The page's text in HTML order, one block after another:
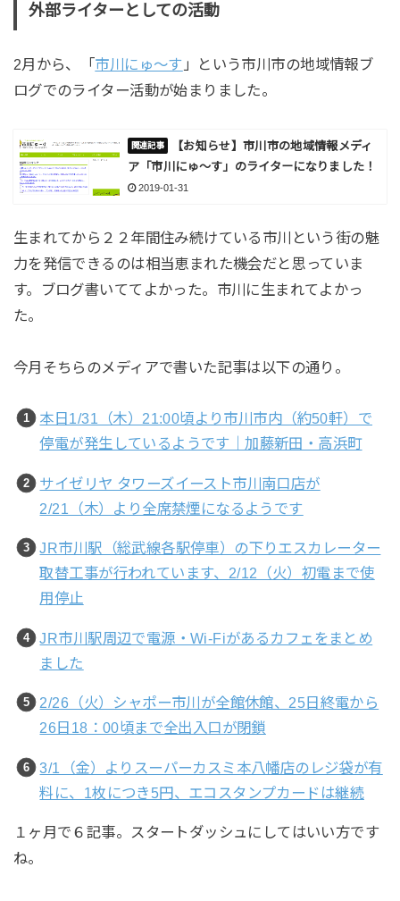
外部ライターとしての活動
2月から、「市川にゅ～す 」という市川市の地域情報ブ
ログでのライター活動が始まりました。
【お知らせ】市川市の地域情報メディ
ア「市川にゅ～す」のライターになりました！
2019-01-31
生まれてから２２年間住み続けている市川という街の魅
力を発信できるのは相当恵まれた機会だと思っていま
す。ブログ書いててよかった。市川に生まれてよかっ
た。
今月そちらのメディアで書いた記事は以下の通り。
本日1/31（木）21:00頃より市川市内（約50軒）で
停電が発生しているようです｜加藤新田・高浜町
サイゼリヤ タワーズイースト市川南口店が
2/21（木）より全席禁煙になるようです
JR市川駅（総武線各駅停車）の下りエスカレーター
取替工事が行われています、2/12（火）初電まで使
用停止
JR市川駅周辺で電源・Wi-Fiがあるカフェをまとめ
ました
2/26（火）シャポー市川が全館休館、25日終電から
26日18：00頃まで全出入口が閉鎖
3/1（金）よりスーパーカスミ本八幡店のレジ袋が有
料に、1枚につき5円、エコスタンプカードは継続
１ヶ月で６記事。スタートダッシュにしてはいい方です
ね。